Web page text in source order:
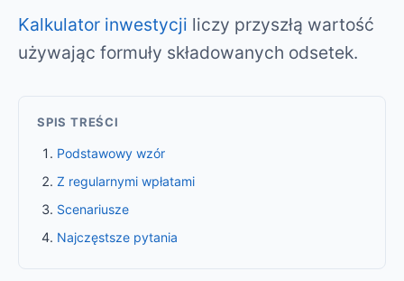
Kalkulator inwestycji liczy przyszłą wartość
używając formuły składowanych odsetek.
SPIS TREŚCI
Podstawowy wzór
Z regularnymi wpłatami
Scenariusze
Najczęstsze pytania